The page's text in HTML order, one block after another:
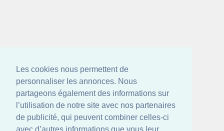
Les cookies nous permettent de
personnaliser les annonces. Nous
partageons également des informations sur
l’utilisation de notre site avec nos partenaires
de publicité, qui peuvent combiner celles-ci